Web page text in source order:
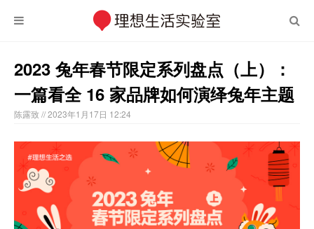
2023 兔年春节限定系列盘点（上）：
一篇看全 16 家品牌如何演绎兔年主题
陈露致// 2023年1月17日 12:24